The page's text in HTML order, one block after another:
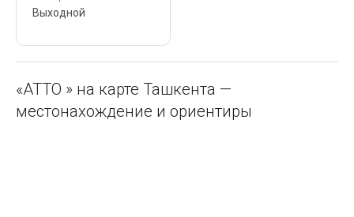
Выходной
«ATTO » на карте Ташкента —
местонахождение и ориентиры